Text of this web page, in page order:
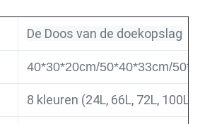
De Doos van de doekopslag
40*30*20cm/50*40*33cm/
8 kleuren (24L, 66L, 72L, 100L)